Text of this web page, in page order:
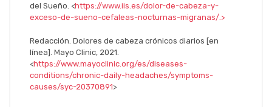
del Sueño. <https://www.iis.es/dolor-de-cabeza-y-
exceso-de-sueno-cefaleas-nocturnas-migranas/.>
Redacción. Dolores de cabeza crónicos diarios [en
línea]. Mayo Clinic, 2021.
<https://www.mayoclinic.org/es/diseases-
conditions/chronic-daily-headaches/symptoms-
causes/syc-20370891>